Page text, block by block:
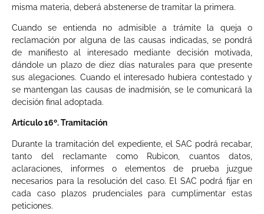
misma materia, deberá abstenerse de tramitar la primera.
Cuando se entienda no admisible a trámite la queja o
reclamación por alguna de las causas indicadas, se pondrá
de manifiesto al interesado mediante decisión motivada,
dándole un plazo de diez días naturales para que presente
sus alegaciones. Cuando el interesado hubiera contestado y
se mantengan las causas de inadmisión, se le comunicará la
decisión final adoptada.
Artículo 16º. Tramitación
Durante la tramitación del expediente, el SAC podrá recabar,
tanto del reclamante como Rubicon, cuantos datos,
aclaraciones, informes o elementos de prueba juzgue
necesarios para la resolución del caso. El SAC podrá fijar en
cada caso plazos prudenciales para cumplimentar estas
peticiones.